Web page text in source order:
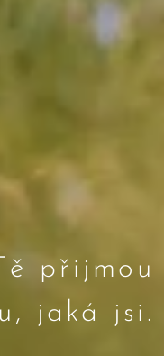
přijmou
jaká jsi.